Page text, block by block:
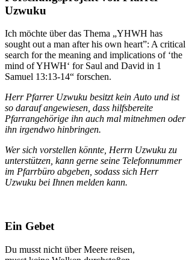
Uzwuku
Ich mӧchte über das Thema „YHWH has
sought out a man after his own heart”: A critical
search for the meaning and implications of ‘the
mind of YHWH‘ for Saul and David in 1
Samuel 13:13-14“ forschen.
Herr Pfarrer Uzwuku besitzt kein Auto und ist
so darauf angewiesen, dass hilfsbereite
Pfarrangehörige ihn auch mal mitnehmen oder
ihn irgendwo hinbringen.
Wer sich vorstellen könnte, Herrn Uzwuku zu
unterstützen, kann gerne seine Telefonnummer
im Pfarrbüro abgeben, sodass sich Herr
Uzwuku bei Ihnen melden kann.
Ein Gebet
Du musst nicht über Meere reisen,